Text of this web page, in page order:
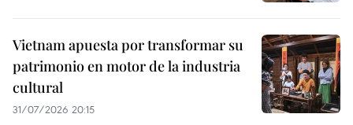
Vietnam apuesta por transformar su
patrimonio en motor de la industria
cultural
31/07/2026 20:15